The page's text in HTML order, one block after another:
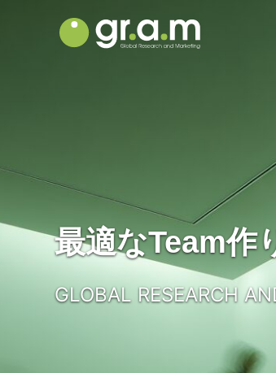
最適なTeam作
GLOBAL RESEARCH